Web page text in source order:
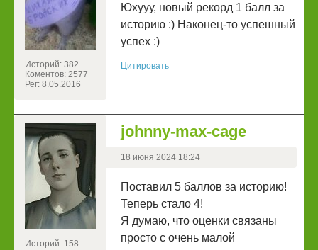
Историй: 382
Коментов: 2577
Рег: 8.05.2016
Юхууу, новый рекорд 1 балл за
историю :) Наконец-то успешный
успех :)
Цитировать
Историй: 158
johnny-max-cage
18 июня 2024 18:24
Поставил 5 баллов за историю!
Теперь стало 4!
Я думаю, что оценки связаны
просто с очень малой